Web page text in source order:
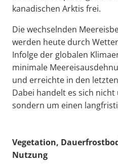
kanadischen Arktis frei.
Die wechselnden
werden heute durch
Infolge der globalen
minimale
und erreichte in den
Dabei handelt es sich
sondern um einen
Vegetation,
Nutzung